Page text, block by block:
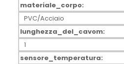
materiale_corpo:
PVC/Acciaio
lunghezza_del_cavom:
1
sensore_temperatura: